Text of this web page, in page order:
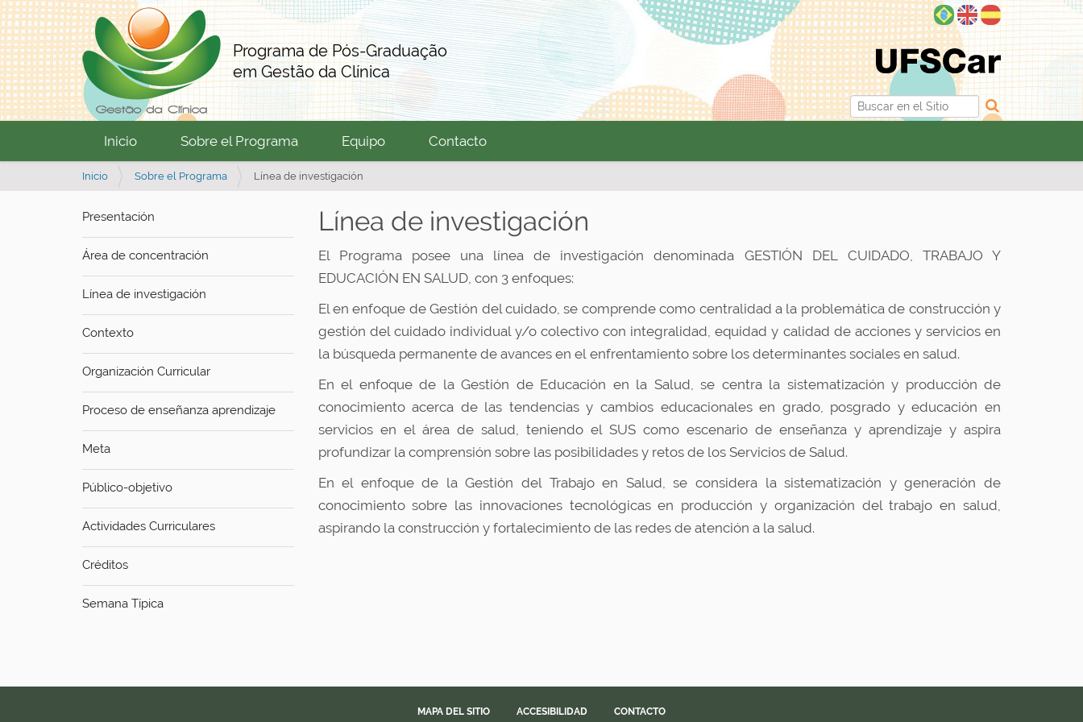
Programa de Pós-Graduação
em Gestão da Clínica
Buscar
Inicio Sobre el Programa Equipo Contacto
U
t
e
s
a
:
Inicio Sobre el Programa Línea de investigación
Presentación
Área de concentración
Línea de investigación
Contexto
Organización Curricular
Proceso de enseñanza aprendizaje
Meta
Público-objetivo
Actividades Curriculares
Créditos
Semana Típica
Línea de investigación
El Programa posee una línea de investigación denominada GESTIÓN DEL CUIDADO, TRABAJO Y
EDUCACIÓN EN SALUD, con 3 enfoques:
El en enfoque de Gestión del cuidado, se comprende como centralidad a la problemática de construcción y
gestión del cuidado individual y/o colectivo con integralidad, equidad y calidad de acciones y servicios en
la búsqueda permanente de avances en el enfrentamiento sobre los determinantes sociales en salud.
En el enfoque de la Gestión de Educación en la Salud, se centra la sistematización y producción de
conocimiento acerca de las tendencias y cambios educacionales en grado, posgrado y educación en
servicios en el área de salud, teniendo el SUS como escenario de enseñanza y aprendizaje y aspira
profundizar la comprensión sobre las posibilidades y retos de los Servicios de Salud.
En el enfoque de la Gestión del Trabajo en Salud, se considera la sistematización y generación de
conocimiento sobre las innovaciones tecnológicas en producción y organización del trabajo en salud,
aspirando la construcción y fortalecimiento de las redes de atención a la salud.
MAPA DEL SITIO ACCESIBILIDAD CONTACTO